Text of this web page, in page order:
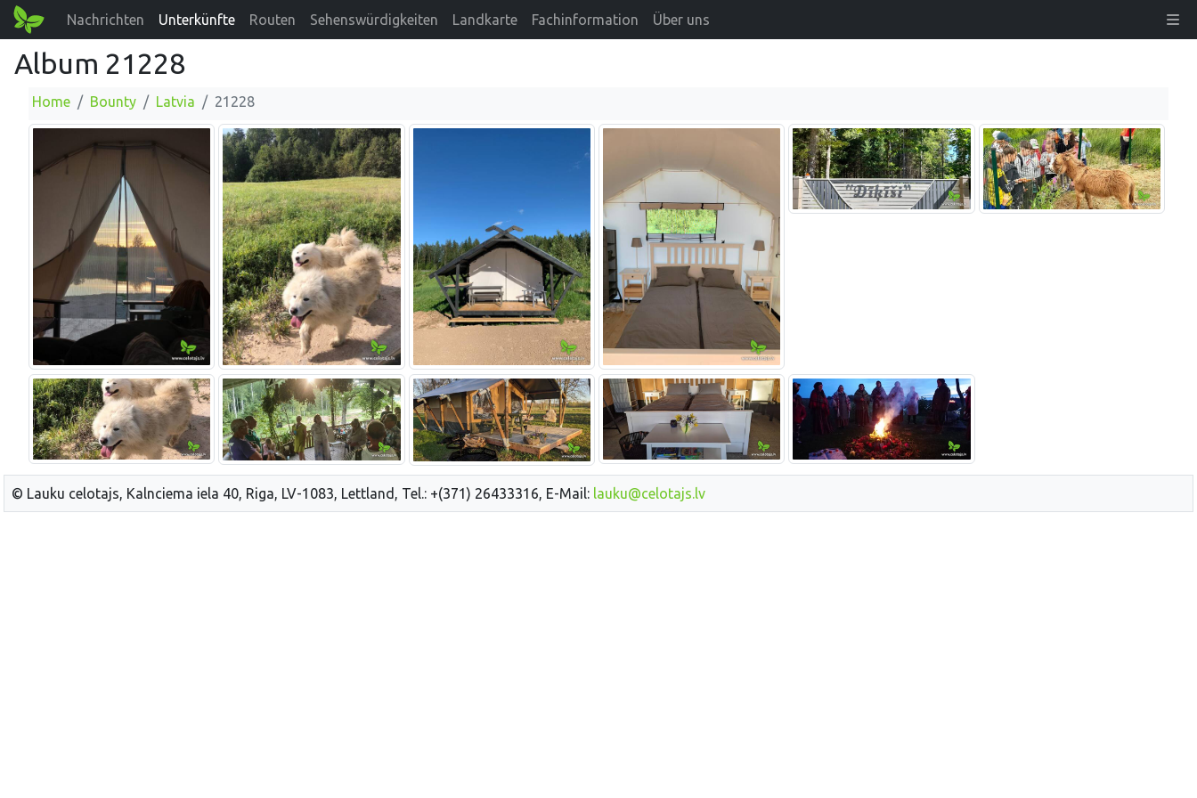
Nachrichten Unterkünfte Routen Sehenswürdigkeiten Landkarte Fachinformation Über uns
Album 21228
Home Bounty Latvia 21228
© Lauku celotajs, Kalnciema iela 40, Riga, LV-1083, Lettland, Tel.: +(371) 26433316, E-Mail: lauku@celotajs.lv